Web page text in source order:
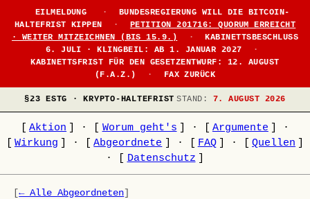
EILMELDUNG ·
BUNDESREGIERUNG WILL DIE BITCOIN-
HALTEFRIST KIPPEN
·
PETITION 201716: QUORUM ERREICHT
· WEITER MITZEICHNEN (BIS 15.9.)
·
KABINETTSBESCHLUSS
6. JULI · KLINGBEIL: AB 1. JANUAR 2027
·
KABINETTSFRIST FÜR DEN GESETZENTWURF: 12. AUGUST
(F.A.Z.)
· FAX ZURÜCK
§23 ESTG · KRYPTO-HALTEFRIST STAND: 7. AUGUST 2026
Aktion · Worum geht's · Argumente
·
Wirkung · Abgeordnete · FAQ · Quellen
·
Datenschutz
[← Alle Abgeordneten]